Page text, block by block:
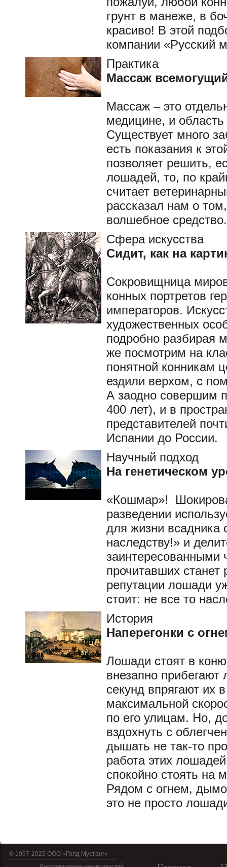
грунт в манеже, в
красиво! В этой
компании
Практика
Массаж
Массаж – это
медицине, и
Существует много
есть показания к
позволяет решить,
лошадей, то, по
считает
рассказал нам о
волшебное средство.
Сфера искусства
Сидит, как на
Сокровищница
конных портретов
императоров.
художественных
подробно разбирая
же посмотрим на
понятной конникам
ездили верхом, с
А заодно совершим
400 лет), и в
представителей
Испании до России.
Научный подход
На генетическом
«Кошмар»!
разведении
для жизни всадника
наследству!» и
заинтересованными
прочитавших станет
репутации лошади
стоит: не все то
История
Наперегонки с
Лошади стоят в
внезапно прибегают
секунд впрягают их
максимальной
по его улицам. Но,
вздохнуть с
дышать не так-то
работа этих
спокойно стоять на
Рядом с огнем,
это не просто
© 1997-2025 OOO «Голд Мустанг»